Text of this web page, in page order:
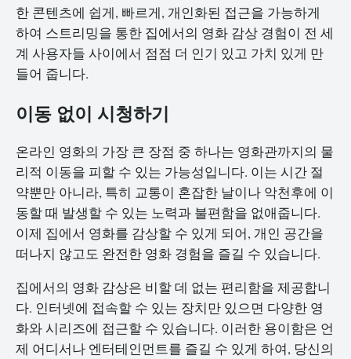
한 콘텐츠에 쉽게, 빠르게, 개인화된 접근을 가능하게
하여 스트리밍을 통한 집에서의 영화 감상 경험이 전 세
계 사용자들 사이에서 점점 더 인기 있고 가치 있게 만
들어 줍니다.
이동 없이 시청하기
온라인 영화의 가장 큰 장점 중 하나는 영화관까지의 물
리적 이동을 피할 수 있는 가능성입니다. 이는 시간 절
약뿐만 아니라, 특히 교통이 혼잡한 날이나 악천후에 이
동할 때 발생할 수 있는 노력과 불편함을 없애줍니다.
이제 집에서 영화를 감상할 수 있게 되어, 개인 공간을
떠나지 않고도 완전한 영화 경험을 즐길 수 있습니다.
집에서의 영화 감상은 비할 데 없는 편리함을 제공합니
다. 인터넷에 접속할 수 있는 장치만 있으면 다양한 영
화와 시리즈에 접근할 수 있습니다. 이러한 용이함은 언
제 어디서나 엔터테인먼트를 즐길 수 있게 하여, 당신의